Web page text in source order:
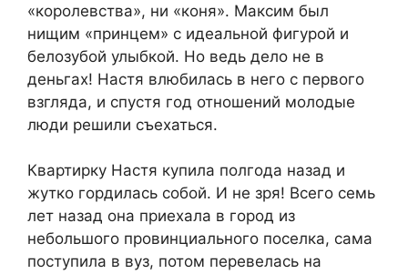
«королевства», ни «коня». Максим был
нищим «принцем» с идеальной фигурой и
белозубой улыбкой. Но ведь дело не в
деньгах! Настя влюбилась в него с первого
взгляда, и спустя год отношений молодые
люди решили съехаться.
Квартирку Настя купила полгода назад и
жутко гордилась собой. И не зря! Всего семь
лет назад она приехала в город из
небольшого провинциального поселка, сама
поступила в вуз, потом перевелась на